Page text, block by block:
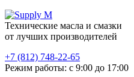
Технические масла и смазки
от лучших производителей
+7 (812) 748-22-65
Режим работы: с 9:00 до 17:00